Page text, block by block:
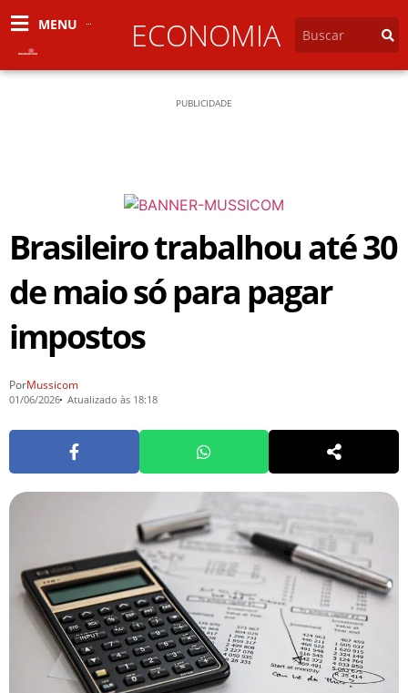
MENU ECONOMIA
PUBLICIDADE
Brasileiro trabalhou até 30
de maio só para pagar
impostos
PorMussicom
01/06/2026 Atualizado às 18:18